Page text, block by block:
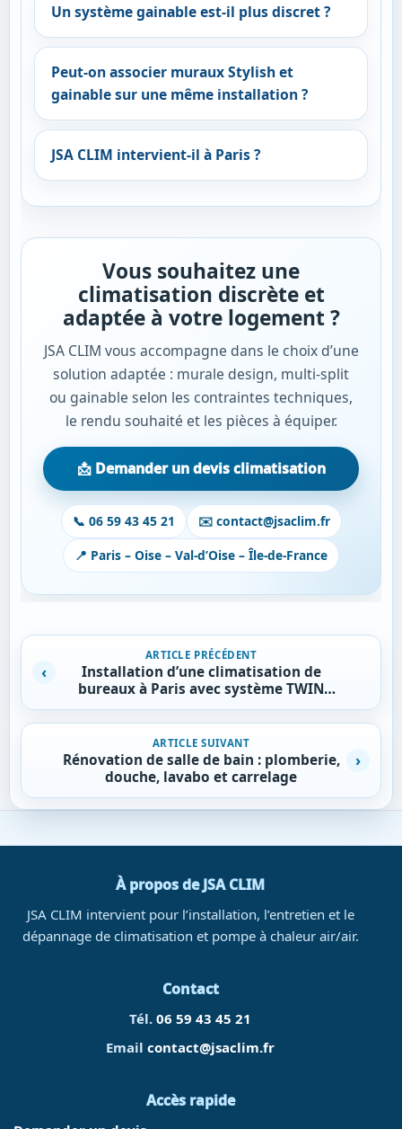
Un système gainable est-il plus discret ?
Peut-on associer muraux Stylish et
gainable sur une même installation ?
JSA CLIM intervient-il à Paris ?
Vous souhaitez une
climatisation discrète et
adaptée à votre logement ?
JSA CLIM vous accompagne dans le choix d’une
solution adaptée : murale design, multi-split
ou gainable selon les contraintes techniques,
le rendu souhaité et les pièces à équiper.
📩 Demander un devis climatisation
📞 06 59 43 45 21
✉️ contact@jsaclim.fr
📍 Paris – Oise – Val-d’Oise – Île-de-France
Navigation de l’article
ARTICLE PRÉCÉDENT
Installation d’une climatisation de
bureaux à Paris avec système TWIN
Daikin
ARTICLE SUIVANT
Rénovation de salle de bain : plomberie,
douche, lavabo et carrelage
À propos de JSA CLIM
JSA CLIM intervient pour l’installation, l’entretien et le
dépannage de climatisation et pompe à chaleur air/air.
Contact
Tél. 06 59 43 45 21
Email contact@jsaclim.fr
Accès rapide